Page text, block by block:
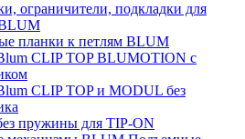
ограничители, подкладки для
планки к петлям BLUM
CLIP TOP BLUMOTION с
CLIP TOP и MODUL без
пружины для TIP-ON